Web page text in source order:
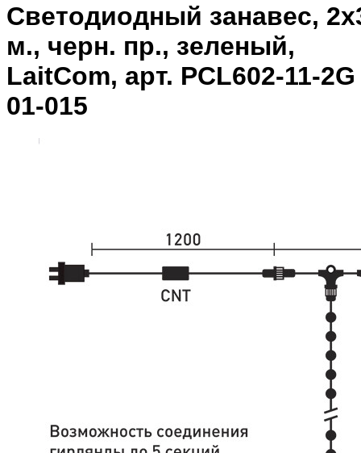
Светодиодный занавес,
м., черн. пр., зеленый,
LaitCom, арт. PCL602-11-2G
01-015